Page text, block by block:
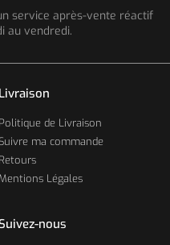
service après-vente réactif
au vendredi.
Livraison
Politique de Livraison
Suivre ma commande
Retours
Légales
nous